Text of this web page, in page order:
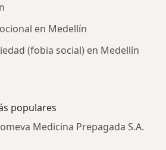
en Medellín
(fobia social) en Medellín
populares
Medicina Prepagada S.A.